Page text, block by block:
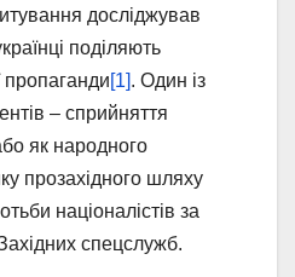
досліджував
поділяють
пропаганди[1]. Один із
– сприйняття
як народного
прозахідного шляху
націоналістів за
спецслужб.